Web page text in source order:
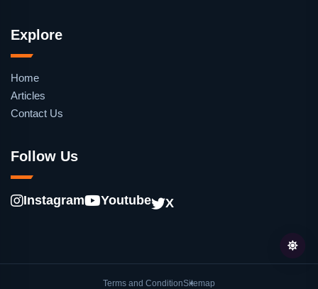
Explore
Home
Articles
Contact Us
Follow Us
Instagram Youtube X
Terms and ConditionSitemap